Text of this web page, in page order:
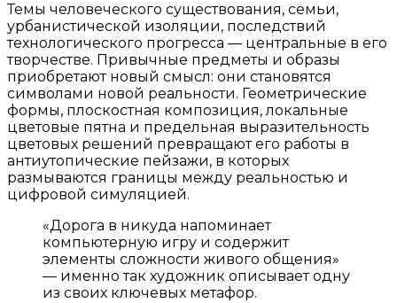
Темы человеческого существования, семьи,
урбанистической изоляции, последствий
технологического прогресса — центральные в его
творчестве. Привычные предметы и образы
приобретают новый смысл: они становятся
символами новой реальности. Геометрические
формы, плоскостная композиция, локальные
цветовые пятна и предельная выразительность
цветовых решений превращают его работы в
антиутопические пейзажи, в которых
размываются границы между реальностью и
цифровой симуляцией.
«Дорога в никуда напоминает
компьютерную игру и содержит
элементы сложности живого общения»
— именно так художник описывает одну
из своих ключевых метафор.